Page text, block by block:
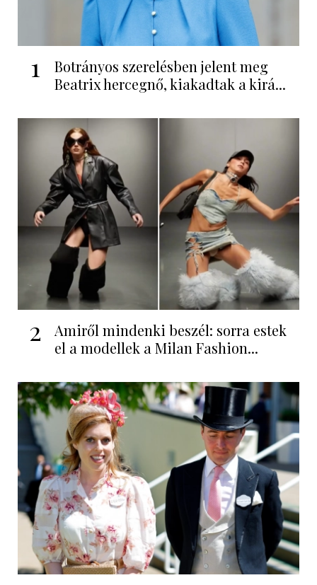
1
Botrányos szerelésben jelent meg
Beatrix hercegnő, kiakadtak a kirá...
2
Amiről mindenki beszél: sorra estek
el a modellek a Milan Fashion...